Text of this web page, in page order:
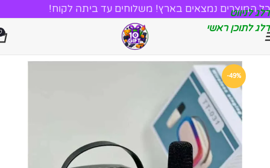
דלג לניווט
דלג לתוכן ראשי
כל המוצרים נמצאים בארץ! משלוחים עד ביתה לקוח!
-49%